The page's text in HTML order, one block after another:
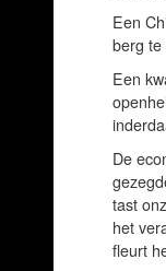
Een
berg te
Een
De
tast
het
fleurt